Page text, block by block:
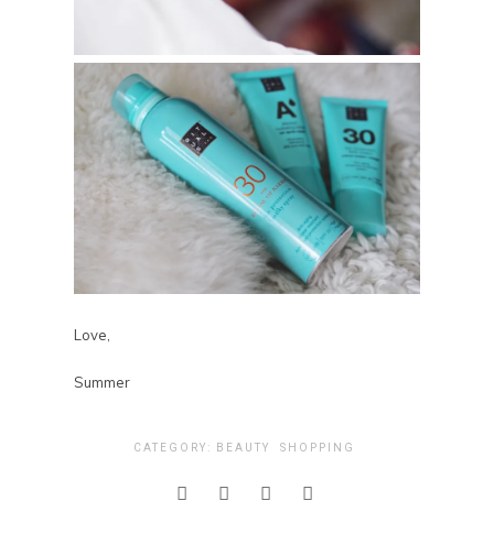
Love,
Summer
CATEGORY: BEAUTY SHOPPING